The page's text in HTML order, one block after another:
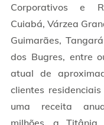
Corporativos e
Cuiabá, Várzea
Guimarães,
dos Bugres, entre
atual de
clientes
uma receita
milhões, a